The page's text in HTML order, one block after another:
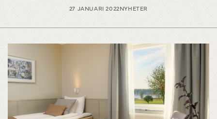
27 JANUARI 2022NYHETER